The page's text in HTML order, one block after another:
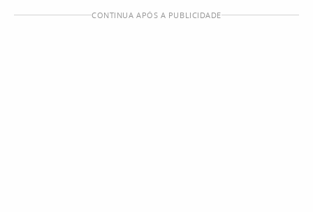
CONTINUA APÓS A PUBLICIDADE